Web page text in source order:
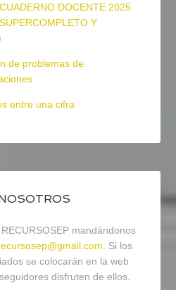
DOCENTE 2025
Y
de problemas de
entre una cifra
mandándonos
. Si los
se colocarán en la web
disfruten de ellos.